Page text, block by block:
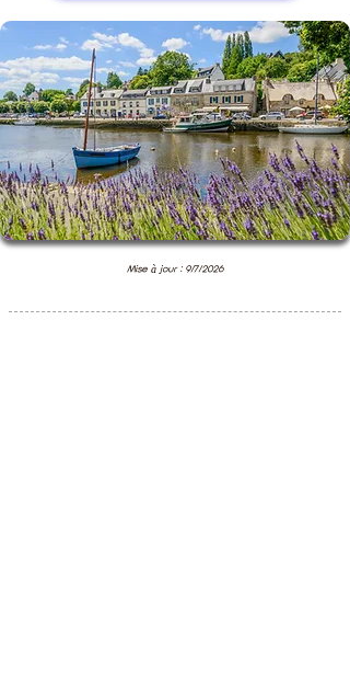
Mise à jour : 9/7/2026